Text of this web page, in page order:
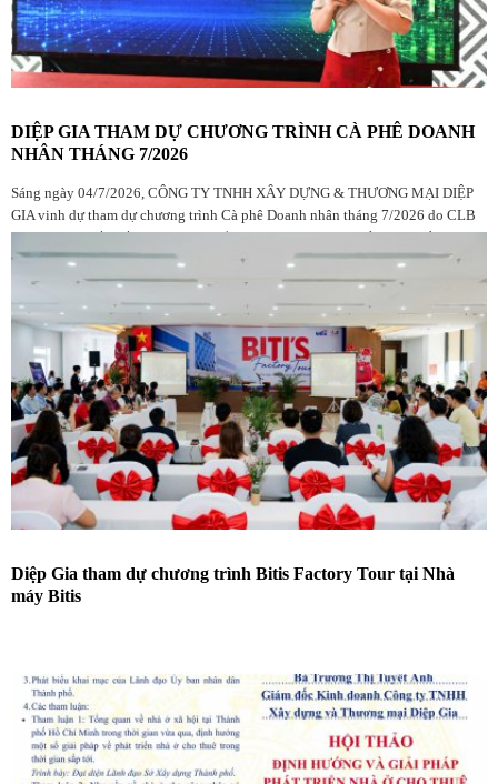
DIỆP GIA THAM DỰ CHƯƠNG TRÌNH CÀ PHÊ DOANH
NHÂN THÁNG 7/2026
Sáng ngày 04/7/2026, CÔNG TY TNHH XÂY DỰNG & THƯƠNG MẠI DIỆP
GIA vinh dự tham dự chương trình Cà phê Doanh nhân tháng 7/2026 do CLB
viên, doanh nghiệp và khách mời.
Diệp Gia tham dự chương trình Bitis Factory Tour tại Nhà
máy Bitis